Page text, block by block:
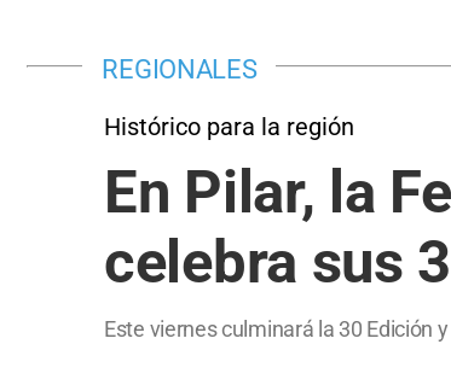
REGIONALES
Histórico para la región
En Pilar, la
celebra sus
Este viernes culminará la 30 Edición